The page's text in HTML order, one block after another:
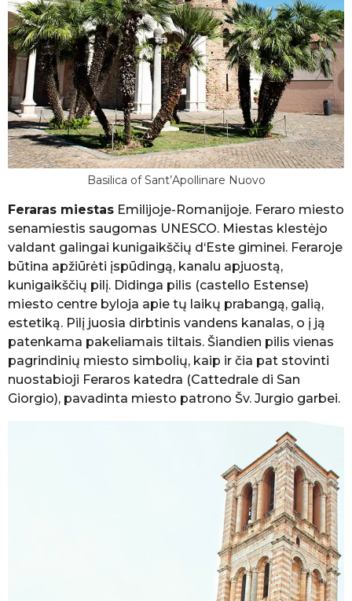
Basilica of Sant’Apollinare Nuovo
Feraras miestas Emilijoje-Romanijoje. Feraro miesto
senamiestis saugomas UNESCO. Miestas klestėjo
valdant galingai kunigaikščių d‘Este giminei. Feraroje
būtina apžiūrėti įspūdingą, kanalu apjuostą,
kunigaikščių pilį. Didinga pilis (castello Estense)
miesto centre byloja apie tų laikų prabangą, galią,
estetiką. Pilį juosia dirbtinis vandens kanalas, o į ją
patenkama pakeliamais tiltais. Šiandien pilis vienas
pagrindinių miesto simbolių, kaip ir čia pat stovinti
nuostabioji Feraros katedra (Cattedrale di San
Giorgio), pavadinta miesto patrono Šv. Jurgio garbei.